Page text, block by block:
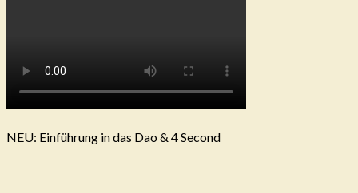
NEU: Einführung in das Dao & 4 Second